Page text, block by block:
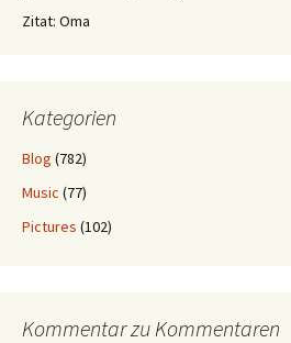
Zitat: Oma
Kategorien
Blog (782)
Music (77)
Pictures (102)
Kommentar zu Kommentaren